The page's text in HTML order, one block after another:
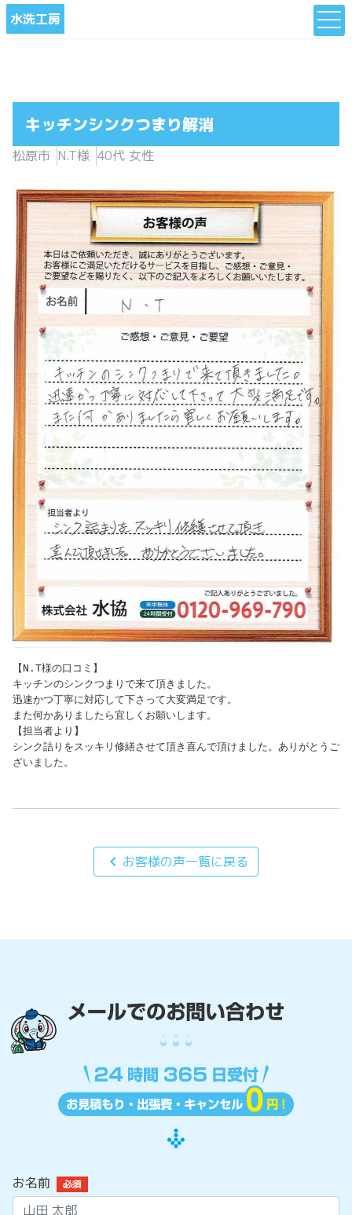
水洗工房
キッチンシンクつまり解消
松原市 N.T様 40代 女性
【N.T様の口コミ】
キッチンのシンクつまりで来て頂きました。
迅速かつ丁寧に対応して下さって大変満足です。
また何かありましたら宜しくお願いします。
【担当者より】
シンク詰りをスッキリ修繕させて頂き喜んで頂けました。ありがとうご
ざいました。
chevron_left お客様の声一覧に戻る
お名前 必須